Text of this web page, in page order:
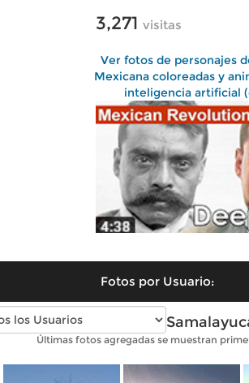
3,271 visitas
Ver fotos de personajes
Mexicana coloreadas y
inteligencia artificial
Fotos por Usuario:
Fotos modernas de
Últimas fotos agregadas se muestran